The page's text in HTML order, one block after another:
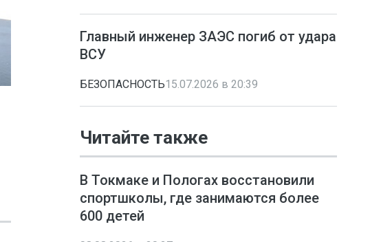
Главный инженер ЗАЭС погиб от удара
ВСУ
БЕЗОПАСНОСТЬ15.07.2026 в 20:39
Читайте также
В Токмаке и Пологах восстановили
спортшколы, где занимаются более
600 детей